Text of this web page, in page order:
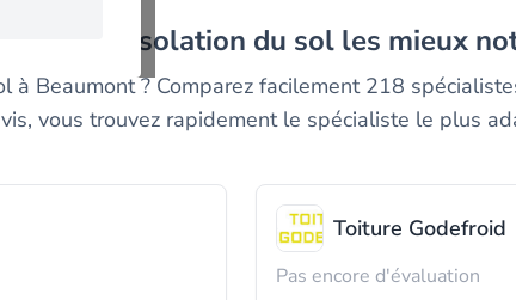
d'isolation du sol les mieux
à Beaumont ? Comparez facilement 218
vous trouvez rapidement le spécialiste le plus
Toiture Godefroid
Pas encore d'évaluation